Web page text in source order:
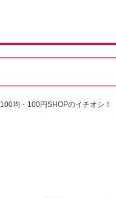
100均・100円SHOPのイチオシ！